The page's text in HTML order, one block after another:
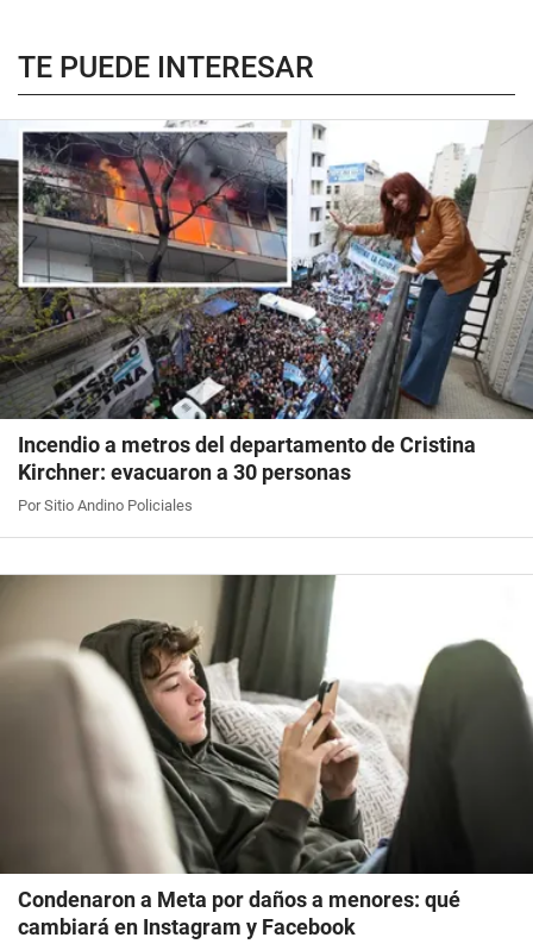
TE PUEDE INTERESAR
Incendio a metros del departamento de Cristina
Kirchner: evacuaron a 30 personas
Por Sitio Andino Policiales
Condenaron a Meta por daños a menores: qué
cambiará en Instagram y Facebook